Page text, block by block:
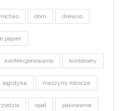
dom drewno
e papier
konfekcjonowanie kontenery
logistyka maszyny rolnicze
opał pakowanie